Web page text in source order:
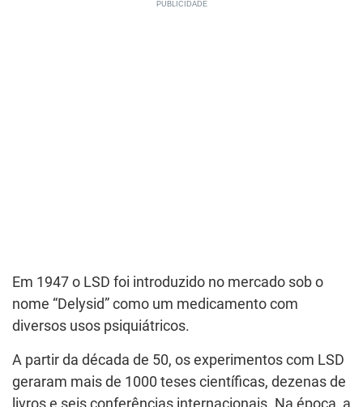
Em 1947 o LSD foi introduzido no mercado sob o
nome “Delysid” como um medicamento com
diversos usos psiquiátricos.
A partir da década de 50, os experimentos com LSD
geraram mais de 1000 teses científicas, dezenas de
livros e seis conferências internacionais. Na época, a